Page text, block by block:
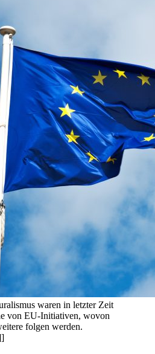
waren in letzter Zeit
von EU-Initiativen, wovon
folgen werden.